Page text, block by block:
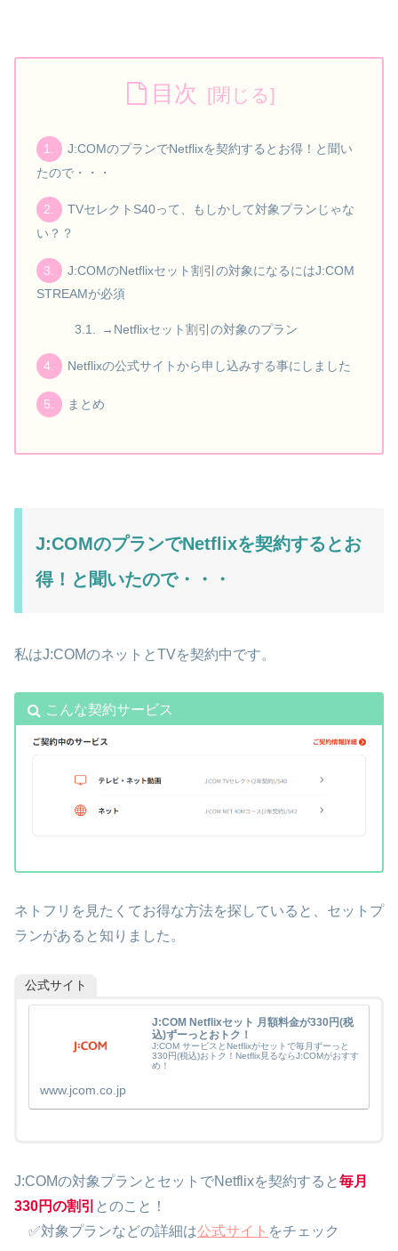
目次
J:COMのプランでNetflixを契約するとお得！と聞い
たので・・・
TVセレクトS40って、もしかして対象プランじゃな
い？？
J:COMのNetflixセット割引の対象になるにはJ:COM
STREAMが必須
→Netflixセット割引の対象のプラン
Netflixの公式サイトから申し込みする事にしました
まとめ
J:COMのプランでNetflixを契約するとお
得！と聞いたので・・・
私はJ:COMのネットとTVを契約中です。
こんな契約サービス
ネトフリを見たくてお得な方法を探していると、セットプ
ランがあると知りました。
公式サイト
J:COM Netflixセット 月額料金が330円(税
込)ずーっとおトク！
J:COM サービスとNetflixがセットで毎月ずーっと
330円(税込)おトク！Netflix見るならJ:COMがおすす
め！
www.jcom.co.jp
J:COMの対象プランとセットでNetflixを契約すると毎月
330円の割引 とのこと！
✅対象プランなどの詳細は公式サイト をチェック